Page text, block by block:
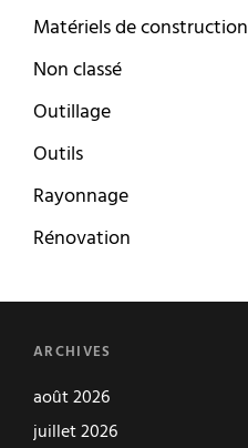
Matériels de construction
Non classé
Outillage
Outils
Rayonnage
Rénovation
ARCHIVES
août 2026
juillet 2026